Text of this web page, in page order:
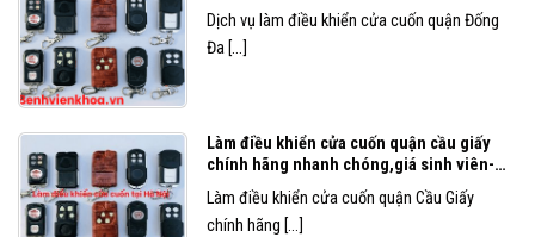
Dịch vụ làm điều khiển cửa cuốn quận Đống
Đa [...]
Làm điều khiển cửa cuốn quận cầu giấy
chính hãng nhanh chóng,giá sinh viên-
chuyên sửa remote,sao chép khiển cửa
cuốn tại Cầu Giấy
Làm điều khiển cửa cuốn quận Cầu Giấy
chính hãng [...]